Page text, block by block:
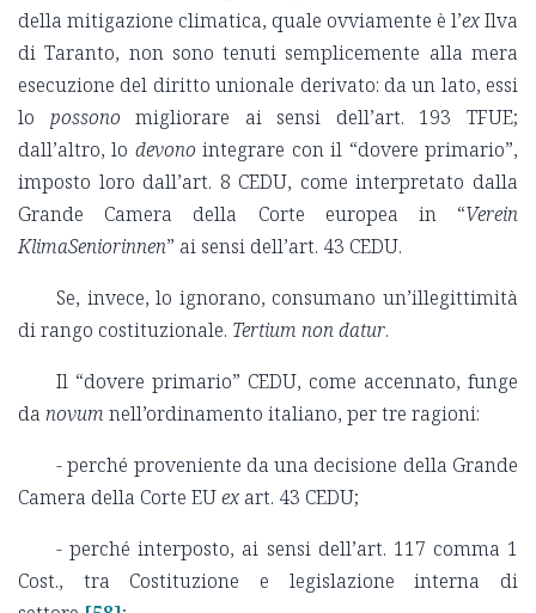
della mitigazione climatica, quale ovviamente è l’exIlva
di Taranto, non sono tenuti semplicemente alla mera
esecuzione del diritto unionale derivato: da un lato, essi
lo possono migliorare ai sensi dell’art. 193 TFUE;
dall’altro, lo devono integrare con il “dovere primario”,
imposto loro dall’art. 8 CEDU, come interpretato dalla
Grande Camera della Corte europea in “Verein
KlimaSeniorinnen” ai sensi dell’art. 43 CEDU.
Se, invece, lo ignorano, consumano un’illegittimità
di rango costituzionale. Tertium non datur.
Il “dovere primario” CEDU, come accennato, funge
da novum nell’ordinamento italiano, per tre ragioni:
- perché proveniente da una decisione della Grande
Camera della Corte EUexart. 43 CEDU;
- perché interposto, ai sensi dell’art. 117 comma 1
Cost., tra Costituzione e legislazione interna di